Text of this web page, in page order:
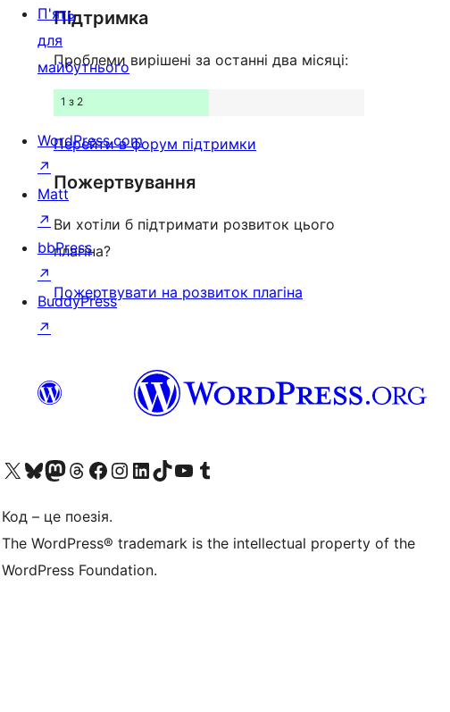
reviews
Підтримка
Проблеми вирішені за останні два місяці:
1 з 2
Перейти в форум підтримки
Пожертвування
Ви хотіли б підтримати розвиток цього
плагіна?
Пожертвувати на розвиток плагіна
П'ять
для
майбутнього
WordPress.com
↗
Matt
↗
bbPress
↗
BuddyPress
↗
Visit our X (formerly Twitter) account
Visit our Bluesky account
Завітайте до нашої стрічки в Mastodon
Visit our Threads account
Завітайте на нашу сторінку в Facebook
Visit our Instagram account
Visit our LinkedIn account
Visit our TikTok account
Visit our YouTube channel
Visit our Tumblr account
Код – це поезія.
The WordPress® trademark is the intellectual property of the
WordPress Foundation.